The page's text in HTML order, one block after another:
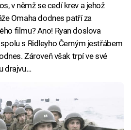
v němž se cedí krev a jehož
Omaha dodnes patří za
filmu? Ano! Ryan doslova
s Ridleyho Černým jestřábem
Zároveň však trpí ve své
drajvu…